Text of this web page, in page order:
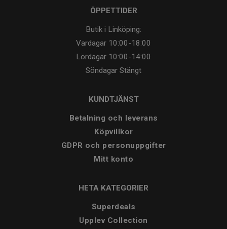
ÖPPETTIDER
Butik i Linköping:
Vardagar 10:00-18:00
Lördagar 10:00-14:00
Söndagar Stängt
KUNDTJÄNST
Betalning och leverans
Köpvillkor
GDPR och personuppgifter
Mitt konto
HETA KATEGORIER
Superdeals
Upplev Collection